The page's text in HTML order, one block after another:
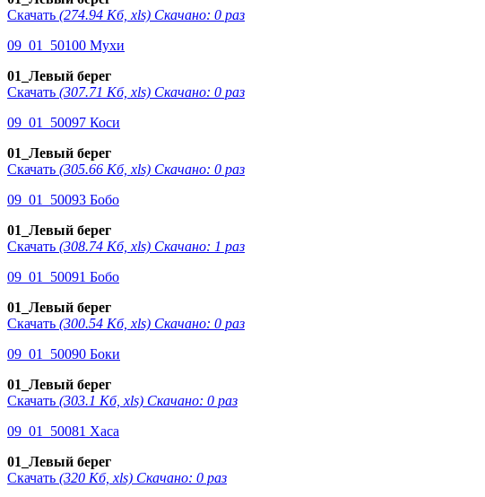
Скачать (274.94 Кб, xls) Скачано: 0 раз
09_01_50100 Мухи
01_Левый берег
Скачать (307.71 Кб, xls) Скачано: 0 раз
09_01_50097 Коси
01_Левый берег
Скачать (305.66 Кб, xls) Скачано: 0 раз
09_01_50093 Бобо
01_Левый берег
Скачать (308.74 Кб, xls) Скачано: 1 раз
09_01_50091 Бобо
01_Левый берег
Скачать (300.54 Кб, xls) Скачано: 0 раз
09_01_50090 Боки
01_Левый берег
Скачать (303.1 Кб, xls) Скачано: 0 раз
09_01_50081 Хаса
01_Левый берег
Скачать (320 Кб, xls) Скачано: 0 раз